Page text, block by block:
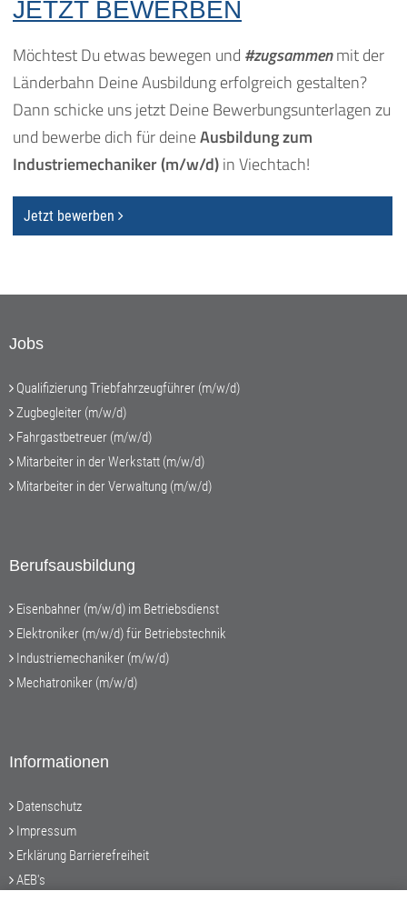
JETZT BEWERBEN
Möchtest Du etwas bewegen und #zugsammenmit der
Länderbahn Deine Ausbildung erfolgreich gestalten?
Dann schicke uns jetzt Deine Bewerbungsunterlagen zu
und bewerbe dich für deineAusbildung zum
Industriemechaniker (m/w/d)in Viechtach!
Jetzt bewerben
Jobs
Qualifizierung Triebfahrzeugführer (m/w/d)
Zugbegleiter (m/w/d)
Fahrgastbetreuer (m/w/d)
Mitarbeiter in der Werkstatt (m/w/d)
Mitarbeiter in der Verwaltung (m/w/d)
Berufsausbildung
Eisenbahner (m/w/d) im Betriebsdienst
Elektroniker (m/w/d) für Betriebstechnik
Industriemechaniker (m/w/d)
Mechatroniker (m/w/d)
Informationen
Datenschutz
Impressum
Erklärung Barrierefreiheit
AEB's